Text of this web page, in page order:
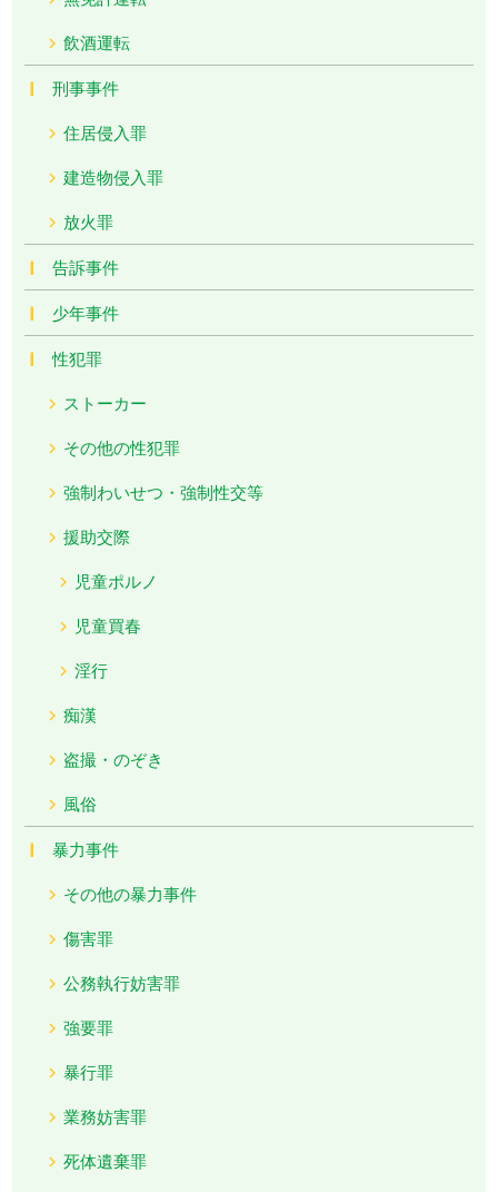
飲酒運転
刑事事件
住居侵入罪
建造物侵入罪
放火罪
告訴事件
少年事件
性犯罪
ストーカー
その他の性犯罪
強制わいせつ・強制性交等
援助交際
児童ポルノ
児童買春
淫行
痴漢
盗撮・のぞき
風俗
暴力事件
その他の暴力事件
傷害罪
公務執行妨害罪
強要罪
暴行罪
業務妨害罪
死体遺棄罪